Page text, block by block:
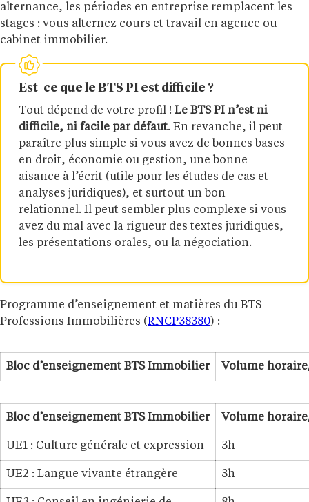
alternance, les périodes en entreprise remplacent les
stages : vous alternez cours et travail en agence ou
cabinet immobilier.
Est-ce que le BTS PI est difficile ?
Tout dépend de votre profil ! Le BTS PI n’est ni
difficile, ni facile par défaut. En revanche, il peut
paraître plus simple si vous avez de bonnes bases
en droit, économie ou gestion, une bonne
aisance à l’écrit (utile pour les études de cas et
analyses juridiques), et surtout un bon
relationnel. Il peut sembler plus complexe si vous
avez du mal avec la rigueur des textes juridiques,
les présentations orales, ou la négociation.
Programme d’enseignement et matières du BTS
Professions Immobilières (RNCP38380) :
Bloc d’enseignement BTS Immobilier Volume
Bloc d’enseignement BTS Immobilier Volume
UE1 : Culture générale et expression 3h
UE2 : Langue vivante étrangère 3h